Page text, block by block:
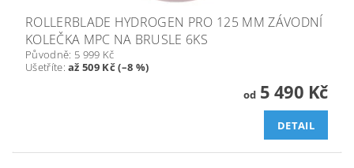
ROLLERBLADE HYDROGEN PRO 125 MM ZÁVODNÍ
KOLEČKA MPC NA BRUSLE 6KS
Původně: 5 999 Kč
Ušetříte:až 509 Kč (–8 %)
od5 490 Kč
DETAIL